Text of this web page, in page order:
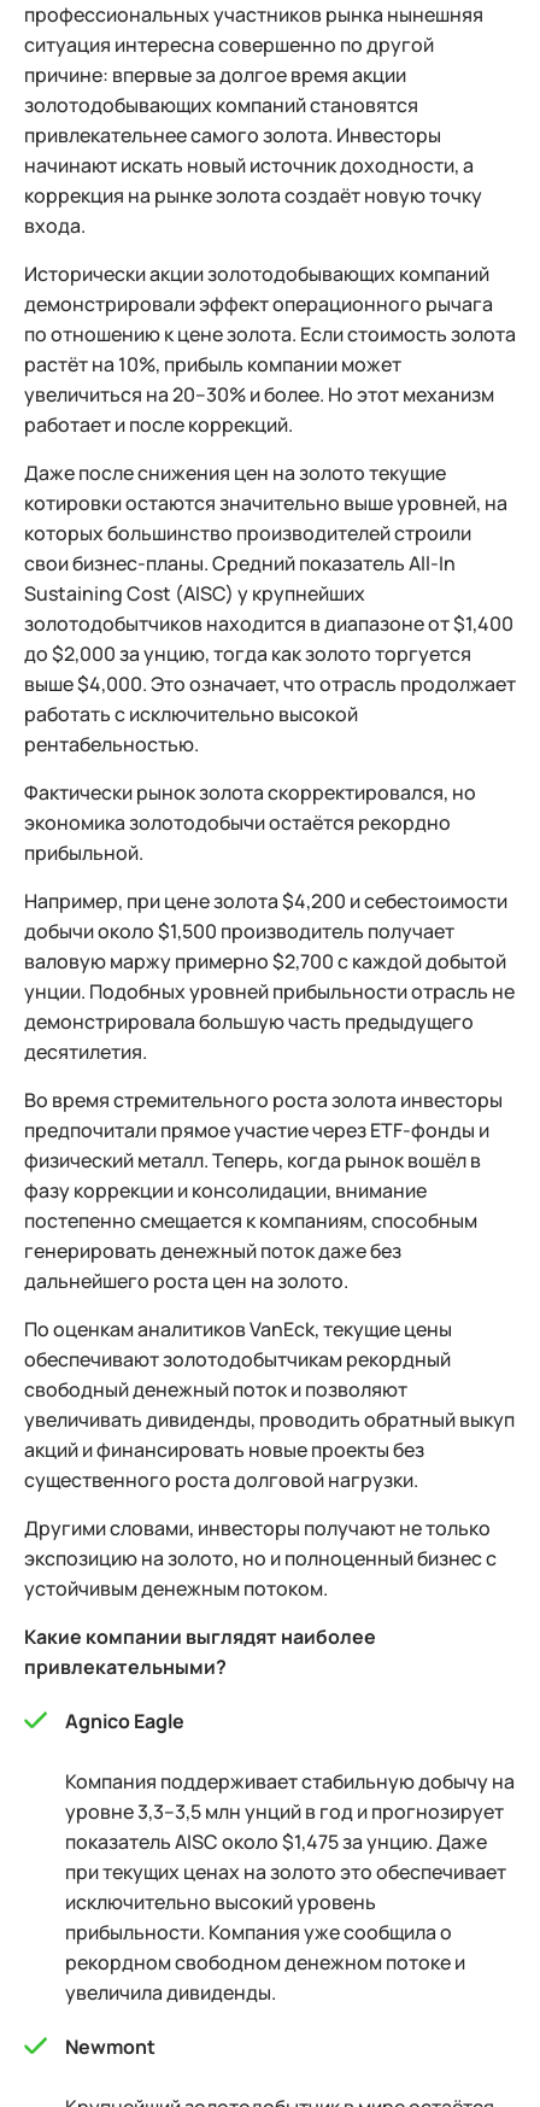
профессиональных участников рынка нынешняя
ситуация интересна совершенно по другой
причине: впервые за долгое время акции
золотодобывающих компаний становятся
привлекательнее самого золота. Инвесторы
начинают искать новый источник доходности, а
коррекция на рынке золота создаёт новую точку
входа.
Исторически акции золотодобывающих компаний
демонстрировали эффект операционного рычага
по отношению к цене золота. Если стоимость золота
растёт на 10%, прибыль компании может
увеличиться на 20–30% и более. Но этот механизм
работает и после коррекций.
Даже после снижения цен на золото текущие
котировки остаются значительно выше уровней, на
которых большинство производителей строили
свои бизнес-планы. Средний показатель All-In
Sustaining Cost (AISC) у крупнейших
золотодобытчиков находится в диапазоне от $1,400
до $2,000 за унцию, тогда как золото торгуется
выше $4,000. Это означает, что отрасль продолжает
работать с исключительно высокой
рентабельностью.
Фактически рынок золота скорректировался, но
экономика золотодобычи остаётся рекордно
прибыльной.
Например, при цене золота $4,200 и себестоимости
добычи около $1,500 производитель получает
валовую маржу примерно $2,700 с каждой добытой
унции. Подобных уровней прибыльности отрасль не
демонстрировала большую часть предыдущего
десятилетия.
Во время стремительного роста золота инвесторы
предпочитали прямое участие через ETF-фонды и
физический металл. Теперь, когда рынок вошёл в
фазу коррекции и консолидации, внимание
постепенно смещается к компаниям, способным
генерировать денежный поток даже без
дальнейшего роста цен на золото.
По оценкам аналитиков VanEck, текущие цены
обеспечивают золотодобытчикам рекордный
свободный денежный поток и позволяют
увеличивать дивиденды, проводить обратный выкуп
акций и финансировать новые проекты без
существенного роста долговой нагрузки.
Другими словами, инвесторы получают не только
экспозицию на золото, но и полноценный бизнес с
устойчивым денежным потоком.
Какие компании выглядят наиболее
привлекательными?
Agnico Eagle
Компания поддерживает стабильную добычу на
уровне 3,3–3,5 млн унций в год и прогнозирует
показатель AISC около $1,475 за унцию. Даже
при текущих ценах на золото это обеспечивает
исключительно высокий уровень
прибыльности. Компания уже сообщила о
рекордном свободном денежном потоке и
увеличила дивиденды.
Newmont